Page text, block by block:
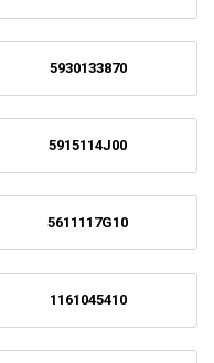
5930133870
5915114J00
5611117G10
1161045410